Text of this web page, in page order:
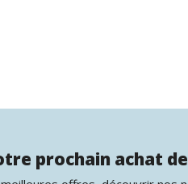
prochain achat de